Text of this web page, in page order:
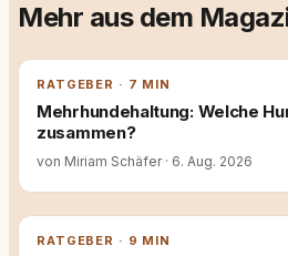
Mehr aus dem
RATGEBER · 7 MIN
Mehrhundehaltung: Welche
zusammen?
von Miriam Schäfer · 6. Aug. 2026
RATGEBER · 9 MIN